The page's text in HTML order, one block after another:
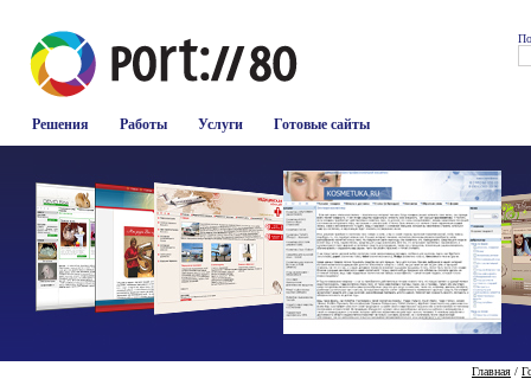
Решения Работы Услуги Готовые сайты
Главная /